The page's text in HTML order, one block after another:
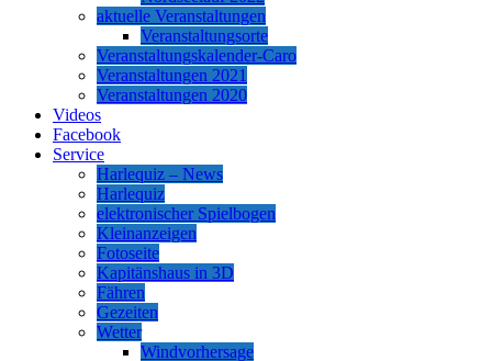
aktuelle Veranstaltungen
Veranstaltungsorte
Veranstaltungskalender-Caro
Veranstaltungen 2021
Veranstaltungen 2020
Videos
Facebook
Service
Harlequiz – News
Harlequiz
elektronischer Spielbogen
Kleinanzeigen
Fotoseite
Kapitänshaus in 3D
Fähren
Gezeiten
Wetter
Windvorhersage